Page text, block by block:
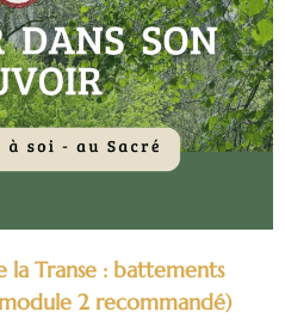
Transe : battements
2 recommandé)
de 9h à 17h